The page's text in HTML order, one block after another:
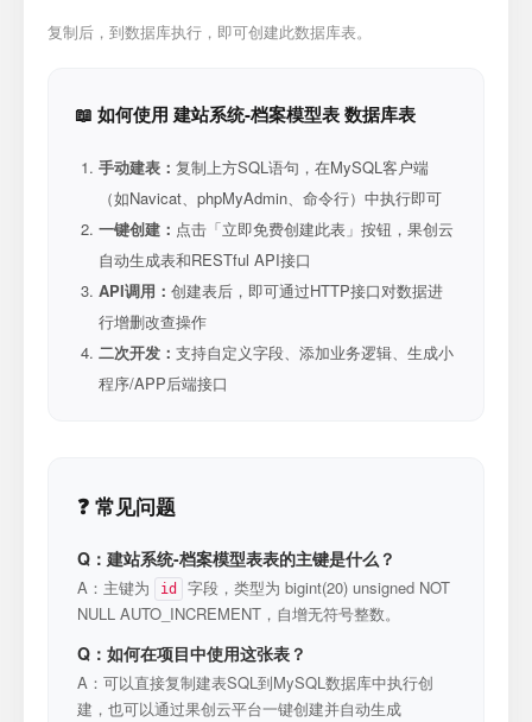
复制后，到数据库执行，即可创建此数据库表。
📖 如何使用 建站系统-档案模型表 数据库表
手动建表： 复制上方SQL语句，在MySQL客户端
（如Navicat、phpMyAdmin、命令行）中执行即可
一键创建： 点击「立即免费创建此表」按钮，果创云
自动生成表和RESTful API接口
API调用： 创建表后，即可通过HTTP接口对数据进
行增删改查操作
二次开发： 支持自定义字段、添加业务逻辑、生成小
程序/APP后端接口
❓ 常见问题
Q：建站系统-档案模型表表的主键是什么？
A：主键为 id
字段，类型为 bigint(20) unsigned NOT
NULL AUTO_INCREMENT，自增无符号整数。
Q：如何在项目中使用这张表？
A：可以直接复制建表SQL到MySQL数据库中执行创
建，也可以通过果创云平台一键创建并自动生成